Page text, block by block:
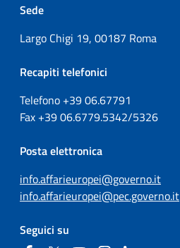
Sede
Largo Chigi 19, 00187 Roma
Recapiti telefonici
Telefono +3906.67791
Fax +3906.6779.5342/5326
Posta elettronica
info.affarieuropei@governo.it
info.affarieuropei@pec.governo.it
Seguici su